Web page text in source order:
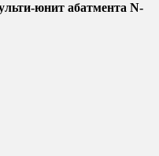
юнит абатмента N-